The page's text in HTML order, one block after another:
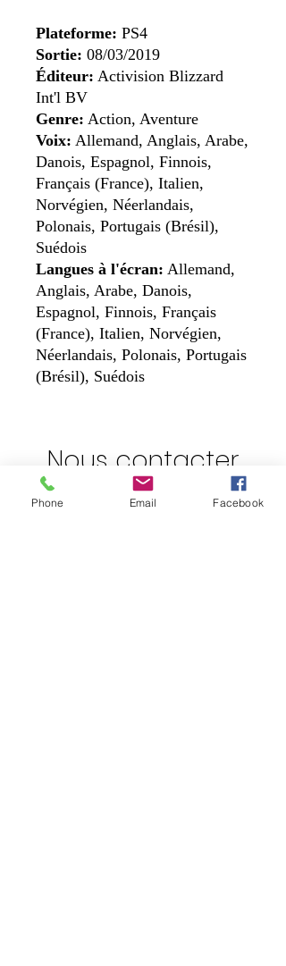
Plateforme: PS4
Sortie: 08/03/2019
Éditeur: Activision Blizzard
Int'l BV
Genre: Action, Aventure
Voix: Allemand, Anglais, Arabe,
Danois, Espagnol, Finnois,
Français (France), Italien,
Norvégien, Néerlandais,
Polonais, Portugais (Brésil),
Suédois
Langues à l'écran: Allemand,
Anglais, Arabe, Danois,
Espagnol, Finnois, Français
(France), Italien, Norvégien,
Néerlandais, Polonais, Portugais
(Brésil), Suédois
Nous contacter
Addresse:
Phone Email Facebook